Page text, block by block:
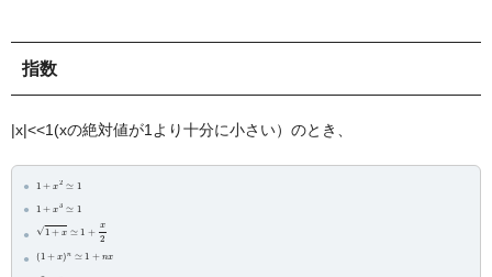
指数
|x|<<1(xの絶対値が1より十分に小さい）のとき、
1+x2≃
1
1+x3≃
1
1+x≃
2
(1+x)n≃1+
nx